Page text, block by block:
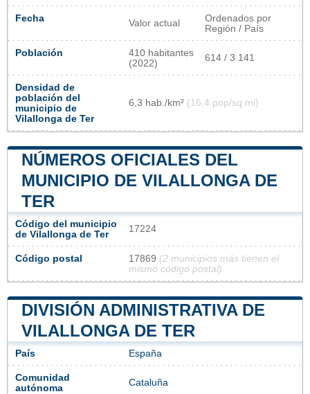
Fecha Valor actual
Ordenados por
Región / País
Población
410 habitantes
(2022)
614 / 3 141
Densidad de
población del
municipio de
Vilallonga de Ter
6,3 hab./km² (16,4 pop/sq mi)
NÚMEROS OFICIALES DEL
MUNICIPIO DE VILALLONGA DE
TER
Código del municipio
de Vilallonga de Ter
17224
Código postal 17869 (2 municipios más tienen el
mismo código postal)
DIVISIÓN ADMINISTRATIVA DE
VILALLONGA DE TER
País España
Comunidad
autónoma
Cataluña